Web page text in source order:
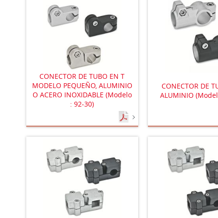
CONECTOR DE TUBO EN T
MODELO PEQUEÑO, ALUMINIO
O ACERO INOXIDABLE (Modelo
: 92-30)
CONECTOR DE
ALUMINIO